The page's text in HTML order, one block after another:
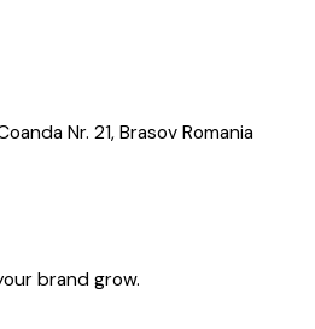
Nr. 21, Brasov Romania
brand grow.